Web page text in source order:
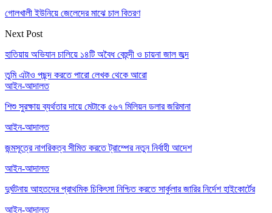
গোলখালী ইউনিয়ে জেলেদের মাঝে চাল বিতরণ
Next Post
হাতিয়ায় অভিযান চালিয়ে ১৪টি অবৈধ বেহুন্দী ও চায়না জাল জব্দ
তুমি এটাও পছন্দ করতে পারো লেখক থেকে আরো
আইন-আদালত
শিশু সুরক্ষায় ব্যর্থতার দায়ে মেটাকে ৫৬৭ মিলিয়ন ডলার জরিমানা
আইন-আদালত
জন্মসূত্রে নাগরিকত্ব সীমিত করতে ট্রাম্পের নতুন নির্বাহী আদেশ
আইন-আদালত
দুর্ঘটনায় আহতদের প্রাথমিক চিকিৎসা নিশ্চিত করতে সার্কুলার জারির নির্দেশ হাইকোর্টের
আইন-আদালত